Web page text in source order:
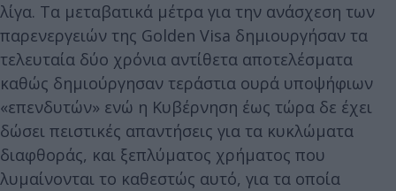
λίγα. Τα μεταβατικά μέτρα για την ανάσχεση των
παρενεργειών της Golden Visa δημιουργήσαν τα
τελευταία δύο χρόνια αντίθετα αποτελέσματα
καθώς δημιούργησαν τεράστια ουρά υποψήφιων
«επενδυτών» ενώ η Κυβέρνηση έως τώρα δε έχει
δώσει πειστικές απαντήσεις για τα κυκλώματα
διαφθοράς, και ξεπλύματος χρήματος που
λυμαίνονται το καθεστώς αυτό, για τα οποία